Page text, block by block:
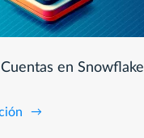
en Snowflake